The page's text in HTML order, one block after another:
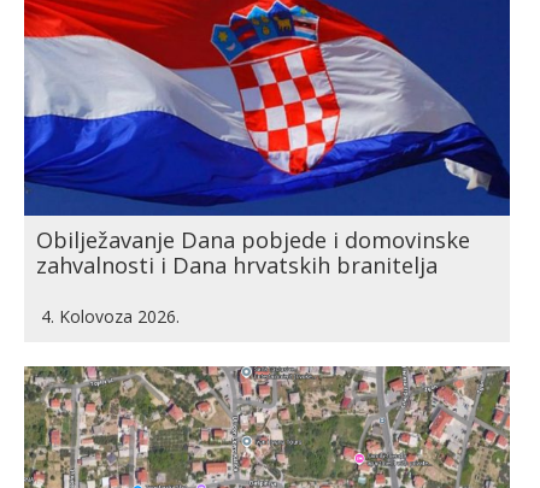
Obilježavanje Dana pobjede i domovinske
zahvalnosti i Dana hrvatskih branitelja
4. Kolovoza 2026.